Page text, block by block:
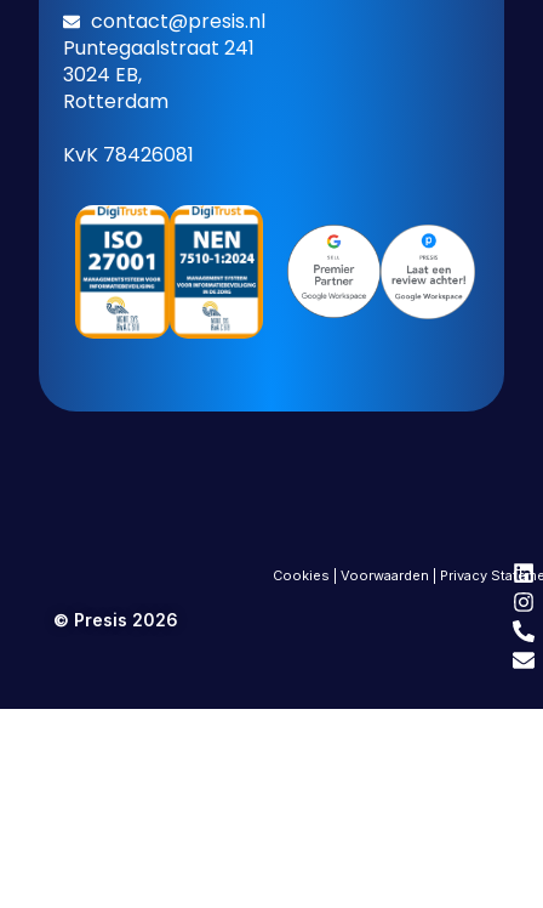
contact@presis.nl
Puntegaalstraat 241
3024 EB,
Rotterdam
KvK 78426081
© Presis 2026
Cookies |Voorwaarden Privacy